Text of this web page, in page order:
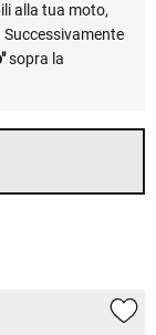
alla tua moto,
Successivamente
sopra la